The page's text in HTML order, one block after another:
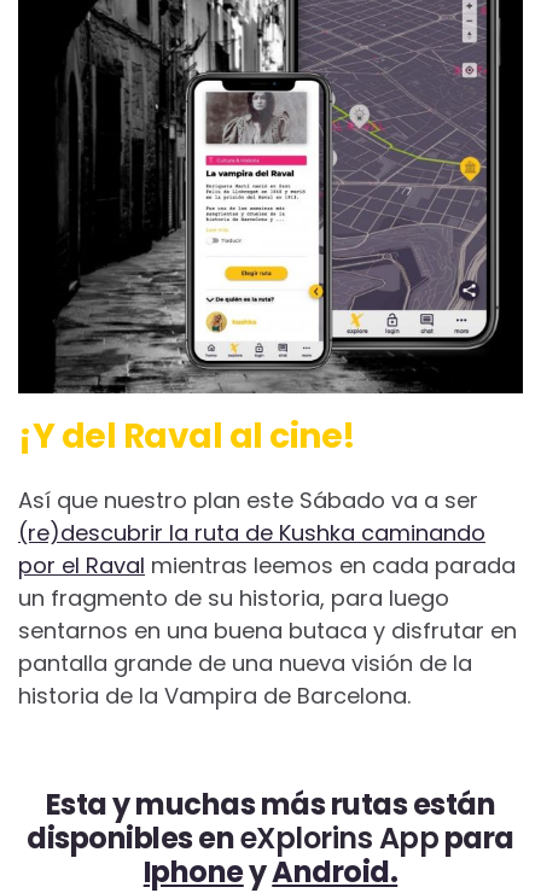
¡Y del Raval al cine!
Así que nuestro plan este Sábado va a ser
(re)descubrir la ruta de Kushka caminando
por el Raval mientras leemos en cada parada
un fragmento de su historia, para luego
sentarnos en una buena butaca y disfrutar en
pantalla grande de una nueva visión de la
historia de la Vampira de Barcelona.
Esta y muchas más rutas están
disponibles eneXplorins Apppara
IphoneyAndroid.